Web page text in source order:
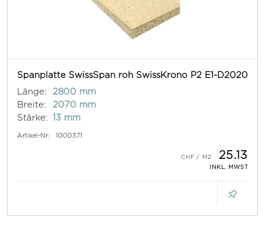
Spanplatte SwissSpan roh SwissKrono P2 E1-D2020
Länge:
2800 mm
Breite:
2070 mm
Stärke: 13 mm
Artikel-Nr: 1000371
25.13
INKL. MWST